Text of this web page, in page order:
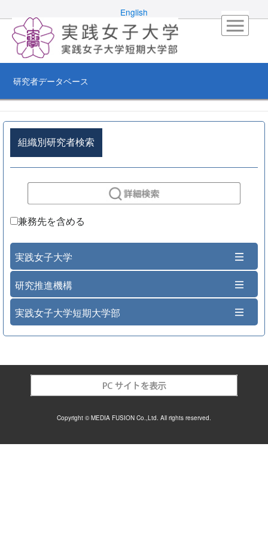
English
研究者データベース
組織別研究者検索
兼務先を含める
実践女子大学
研究推進機構
実践女子大学短期大学部
Copyright © MEDIA FUSION Co.,Ltd. All rights reserved.